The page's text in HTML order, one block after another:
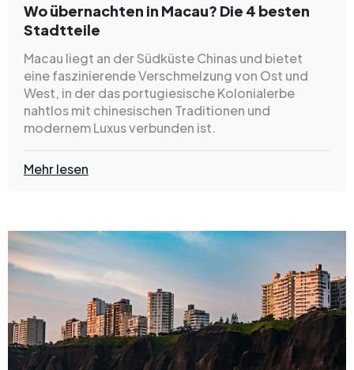
Wo übernachten in Macau? Die 4 besten
Stadtteile
Macau liegt an der Südküste Chinas und bietet
eine faszinierende Verschmelzung von Ost und
West, in der das portugiesische Kolonialerbe
nahtlos mit chinesischen Traditionen und
modernem Luxus verbunden ist.
Mehr lesen